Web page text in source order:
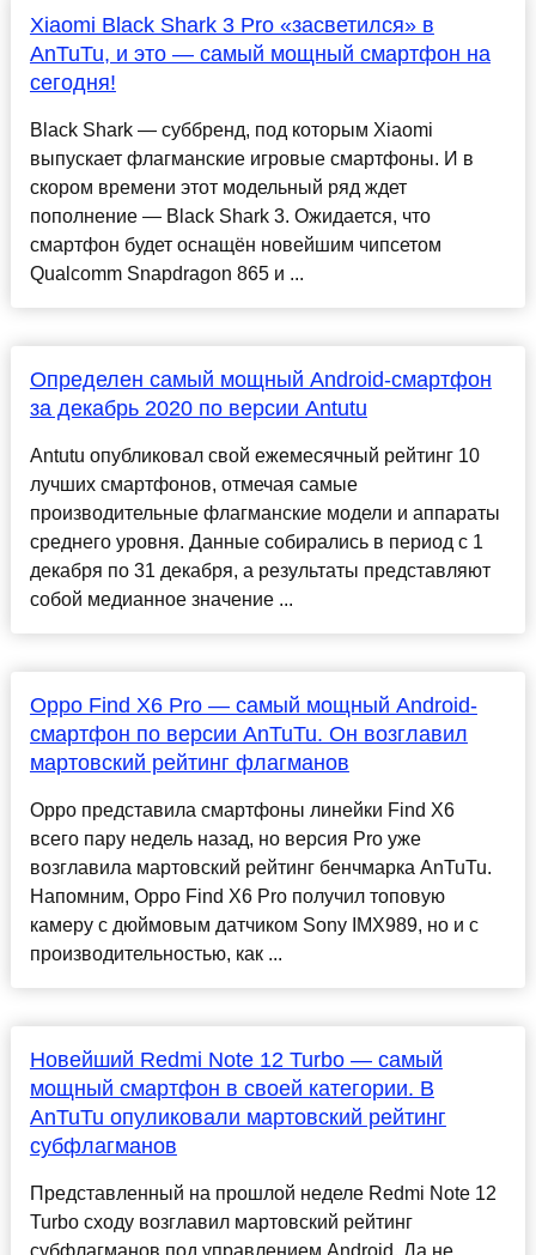
Xiaomi Black Shark 3 Pro «засветился» в
AnTuTu, и это — самый мощный смартфон на
сегодня!
Black Shark — суббренд, под которым Xiaomi
выпускает флагманские игровые смартфоны. И в
скором времени этот модельный ряд ждет
пополнение — Black Shark 3. Ожидается, что
смартфон будет оснащён новейшим чипсетом
Qualcomm Snapdragon 865 и ...
Определен самый мощный Android-смартфон
за декабрь 2020 по версии Antutu
Antutu опубликовал свой ежемесячный рейтинг 10
лучших смартфонов, отмечая самые
производительные флагманские модели и аппараты
среднего уровня. Данные собирались в период с 1
декабря по 31 декабря, а результаты представляют
собой медианное значение ...
Oppo Find X6 Pro — самый мощный Android-
смартфон по версии AnTuTu. Он возглавил
мартовский рейтинг флагманов
Oppo представила смартфоны линейки Find X6
всего пару недель назад, но версия Pro уже
возглавила мартовский рейтинг бенчмарка AnTuTu.
Напомним, Oppo Find X6 Pro получил топовую
камеру с дюймовым датчиком Sony IMX989, но и с
производительностью, как ...
Новейший Redmi Note 12 Turbo — самый
мощный смартфон в своей категории. В
AnTuTu опуликовали мартовский рейтинг
субфлагманов
Представленный на прошлой неделе Redmi Note 12
Turbo сходу возглавил мартовский рейтинг